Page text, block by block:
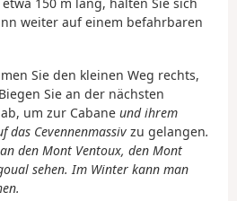
weiter auf einem befahrbaren
Sie den kleinen Weg rechts,
Sie an der nächsten
um zur Cabane und ihrem
das Cevennenmassiv zu gelangen.
den Mont Ventoux, den Mont
sehen. Im Winter kann man